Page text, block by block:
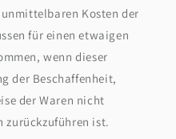
Kosten der
für einen etwaigen
wenn dieser
der Beschaffenheit,
der Waren nicht
zurückzuführen ist.